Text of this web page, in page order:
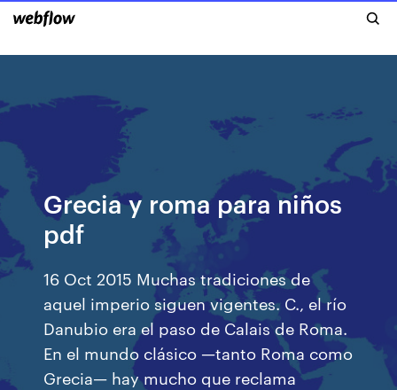
Grecia y roma para niños
pdf
16 Oct 2015 Muchas tradiciones de
aquel imperio siguen vigentes. C., el río
Danubio era el paso de Calais de Roma.
En el mundo clásico —tanto Roma como
Grecia— hay mucho que reclama